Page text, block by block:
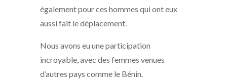
également pour ces hommes qui ont eux
aussi fait le déplacement.
Nous avons eu une participation
incroyable, avec des femmes venues
d’autres pays comme le Bénin.